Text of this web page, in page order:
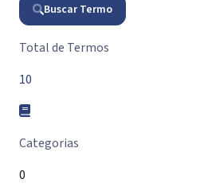
Buscar Termo
Resumo do Glossário
Total de Termos
10
Categorias
0